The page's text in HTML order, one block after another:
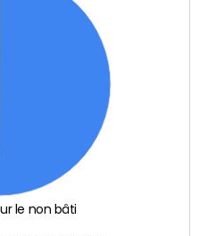
le non bâti